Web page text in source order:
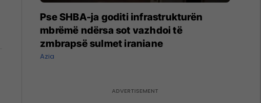
Pse SHBA-ja goditi infrastrukturën
mbrëmë ndërsa sot vazhdoi të
zmbrapsë sulmet iraniane
Azia